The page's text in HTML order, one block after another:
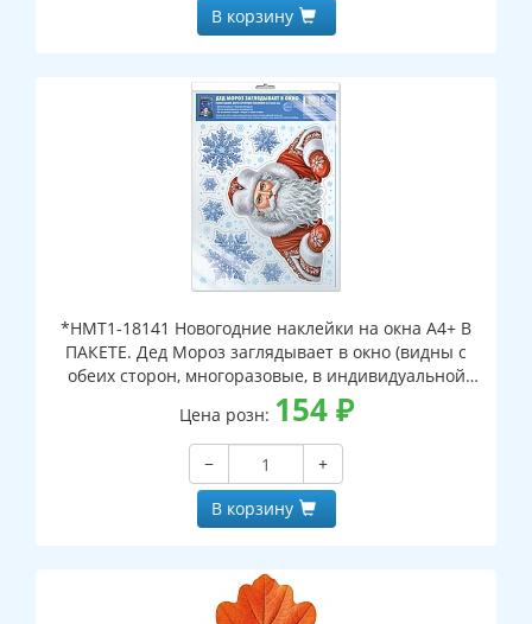
В корзину
*НМТ1-18141 Новогодние наклейки на окна А4+ В
ПАКЕТЕ. Дед Мороз заглядывает в окно (видны с
обеих сторон, многоразовые, в индивидуальной
упаковке, с европодвесом и клеевым клапаном)
Цена розн: 154₽
−
+
В корзину